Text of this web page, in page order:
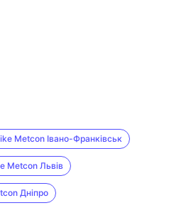
Metcon Івано-Франківськ
Metcon Львів
Дніпро